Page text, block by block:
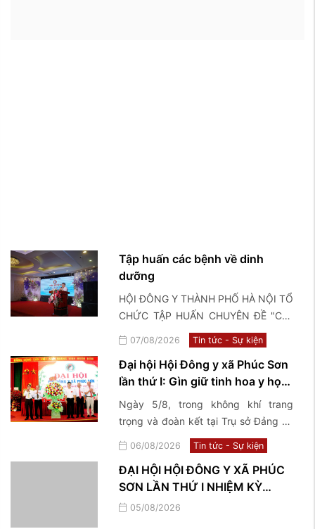
Tập huấn các bệnh về dinh
dưỡng
HỘI ĐÔNG Y THÀNH PHỐ HÀ NỘI TỔ
CHỨC TẬP HUẤN CHUYÊN ĐỀ "Các
bệnh về dinh dưỡng và điều trị bằng
y học cổ truyền"
07/08/2026 Tin tức - Sự kiện
Đại hội Hội Đông y xã Phúc Sơn
lần thứ I: Gìn giữ tinh hoa y học
cổ truyền, lan tỏa giá trị nhân
văn vì sức khỏe cộng đồng
Ngày 5/8, trong không khí trang
trọng và đoàn kết tại Trụ sở Đảng ủy
xã Phúc Sơn, Hội Đông y xã Phúc Sơn
đã long trọng tổ chức Đại hội lần thứ
I, nhiệm kỳ 2026–2031, đánh dấu một
bước phát triển mới trong công tác
kế thừa, bảo tồn và phát huy những
06/08/2026 Tin tức - Sự kiện
ĐẠI HỘI HỘI ĐÔNG Y XÃ PHÚC
SƠN LẦN THỨ I NHIỆM KỲ
(2026 – 2031)
05/08/2026